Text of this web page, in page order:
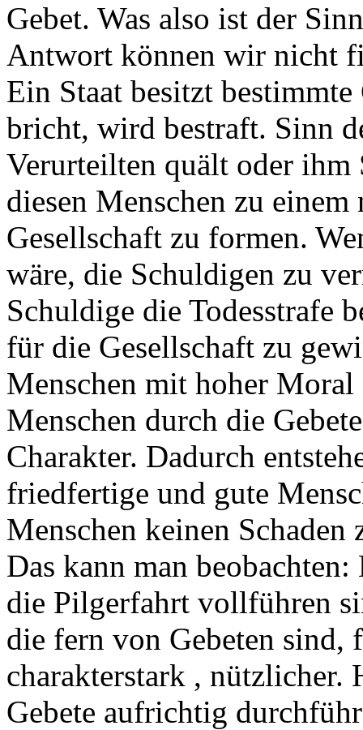
Gebet. Was also ist der
Antwort können wir nicht
Ein Staat besitzt bestimmte
bricht, wird bestraft. Sinn
Verurteilten quält oder ihm
diesen Menschen zu
Gesellschaft zu formen.
wäre, die Schuldigen zu
Schuldige die Todesstrafe
für die Gesellschaft zu
Menschen mit hoher
Menschen durch die
Charakter. Dadurch
friedfertige und gute
Menschen keinen
Das kann man
die Pilgerfahrt vollführen
die fern von Gebeten sind,
charakterstark , nützlicher.
Gebete aufrichtig